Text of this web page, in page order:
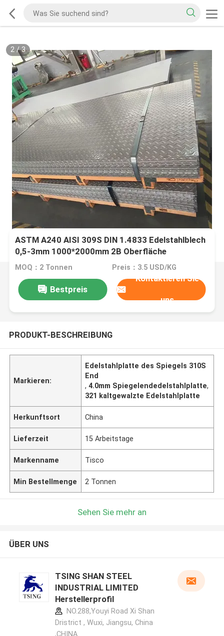
2/3
ASTM A240 AISI 309S DIN 1.4833 Edelstahlblech
0,5-3mm 1000*2000mm 2B Oberfläche
MOQ：2 Tonnen Preis：3.5 USD/KG
Bestpreis
Kontaktieren Sie
uns
PRODUKT-BESCHREIBUNG
Markieren:
Edelstahlplatte des Spiegels 310S
End
,4.0mm Spiegelendedelstahlplatte,
321 kaltgewalzte Edelstahlplatte
Herkunftsort China
Lieferzeit 15 Arbeitstage
Markenname Tisco
Min Bestellmenge 2 Tonnen
Sehen Sie mehr an
ÜBER UNS
TSING SHAN STEEL
INDUSTRIAL LIMITED
Herstellerprofil
NO.288,Youyi Road Xi Shan
Dristrict , Wuxi, Jiangsu, China
,CHINA